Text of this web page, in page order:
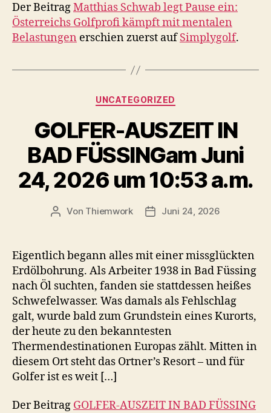
Der BeitragMatthias Schwab legt Pause ein:
Österreichs Golfprofi kämpft mit mentalen
Belastungen erschien zuerst aufSimplygolf.
Kategorien
UNCATEGORIZED
GOLFER-AUSZEIT IN
BAD FÜSSINGam Juni
24, 2026 um 10:53 a.m.
Beitragsautor
Von Thiemwork Veröffentlichungsdatum
Juni 24, 2026
Eigentlich begann alles mit einer missglückten
Erdölbohrung. Als Arbeiter 1938 in Bad Füssing
nach Öl suchten, fanden sie stattdessen heißes
Schwefelwasser. Was damals als Fehlschlag
galt, wurde bald zum Grundstein eines Kurorts,
der heute zu den bekanntesten
Thermendestinationen Europas zählt. Mitten in
diesem Ort steht das Ortner’s Resort – und für
Golfer ist es weit […]
Der Beitrag GOLFER-AUSZEIT IN BAD FÜSSING